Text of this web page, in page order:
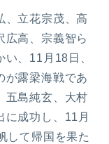
、立花宗茂、高
広高、宗義智ら
、11月18日、
が露梁海戦であ
五島純玄、大村
に成功し、11月
して帰国を果た